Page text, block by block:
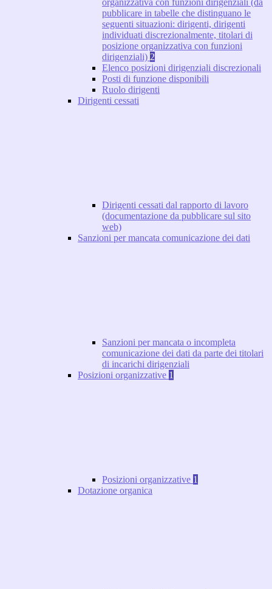
organizzativa con funzioni dirigenziali (da
pubblicare in tabelle che distinguano le
seguenti situazioni: dirigenti, dirigenti
individuati discrezionalmente, titolari di
posizione organizzativa con funzioni
dirigenziali) 2
Elenco posizioni dirigenziali discrezionali
Posti di funzione disponibili
Ruolo dirigenti
Dirigenti cessati
Dirigenti cessati dal rapporto di lavoro
(documentazione da pubblicare sul sito
web)
Sanzioni per mancata comunicazione dei dati
Sanzioni per mancata o incompleta
comunicazione dei dati da parte dei titolari
di incarichi dirigenziali
Posizioni organizzative 1
Posizioni organizzative 1
Dotazione organica